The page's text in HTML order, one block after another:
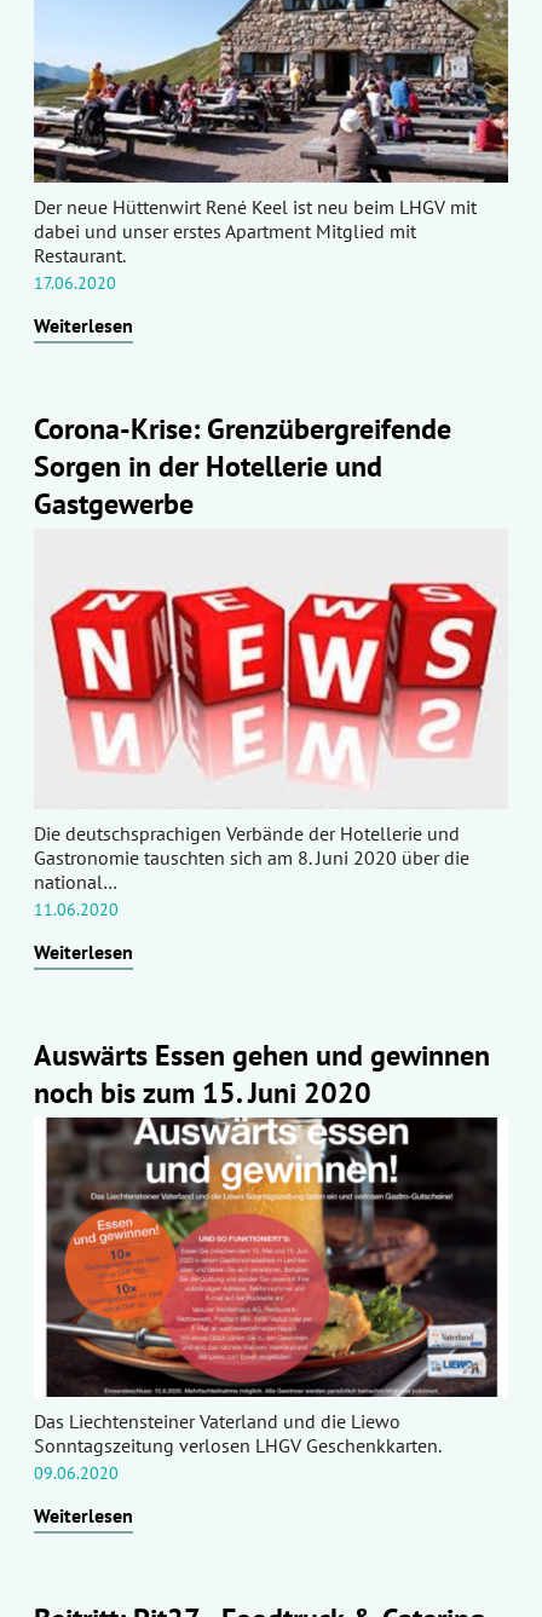
Der neue Hüttenwirt René Keel ist neu beim LHGV mit
dabei und unser erstes Apartment Mitglied mit
Restaurant.
17.06.2020
Weiterlesen
Corona-Krise: Grenzübergreifende
Sorgen in der Hotellerie und
Gastgewerbe
Die deutschsprachigen Verbände der Hotellerie und
Gastronomie tauschten sich am 8. Juni 2020 über die
national…
11.06.2020
Weiterlesen
Auswärts Essen gehen und gewinnen
noch bis zum 15. Juni 2020
Das Liechtensteiner Vaterland und die Liewo
Sonntagszeitung verlosen LHGV Geschenkkarten.
09.06.2020
Weiterlesen